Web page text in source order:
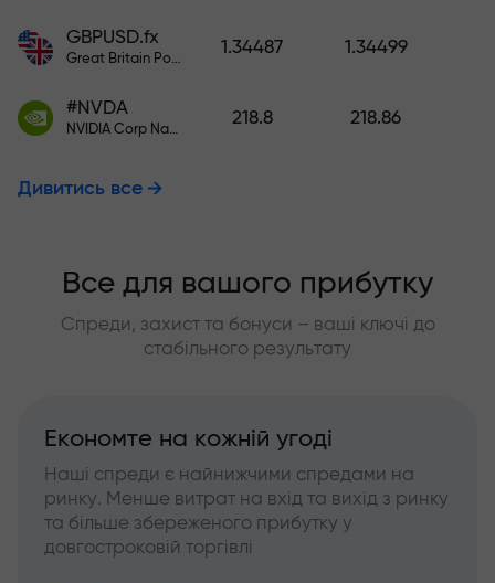
GBPUSD.fx
Great Britain Pound vs US Dollar
1.34487 1.34499
#NVDA
NVIDIA Corp Nasdaq Stock Exchange (Nasdaq) USD
218.8 218.86
Дивитись все
Все для вашого прибутку
Спреди, захист та бонуси – ваші ключі до
стабільного результату
Економте на кожній угоді
Наші спреди є найнижчими спредами на
ринку. Менше витрат на вхід та вихід з ринку
та більше збереженого прибутку у
довгостроковій торгівлі